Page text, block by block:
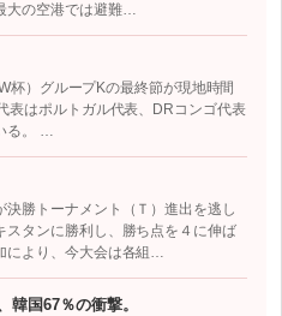
大の空港では避難…
杯）グループKの最終節が現地時間
表はポルトガル代表、DRコンゴ代表
る。 …
決勝トーナメント（Ｔ）進出を逃し
スタンに勝利し、勝ち点を４に伸ば
により、今大会は各組…
韓国67％の衝撃。